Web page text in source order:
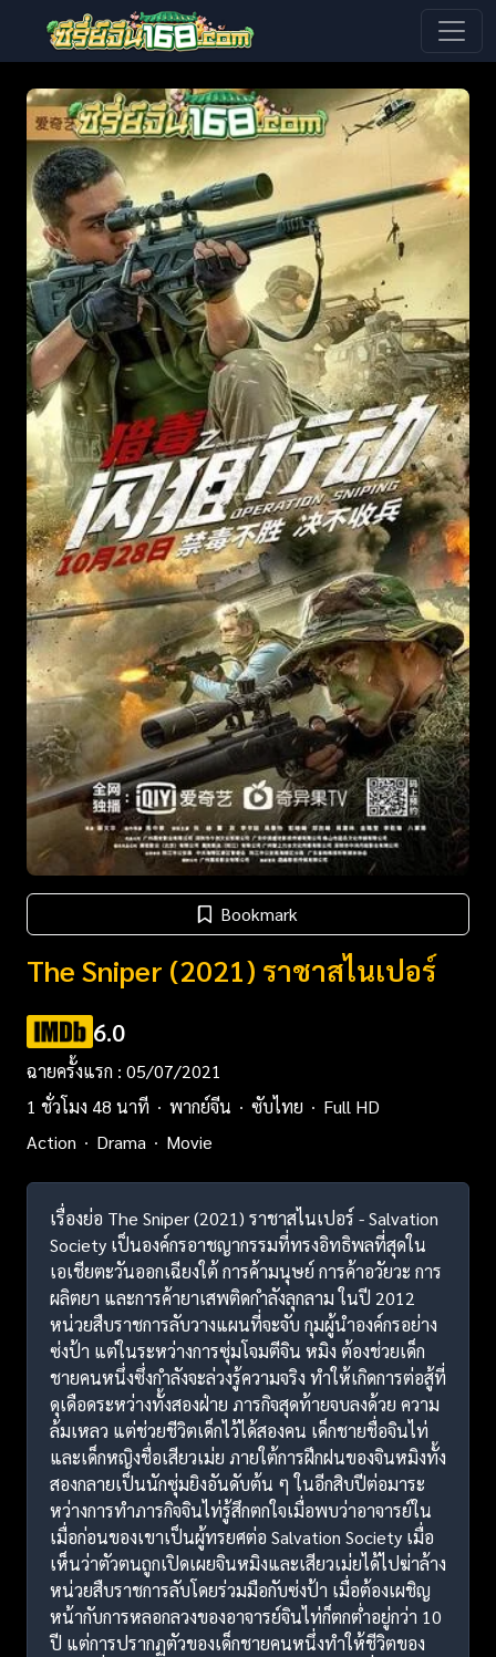
Bookmark
The Sniper (2021) ราชาสไนเปอร์
6.0
ฉายครั้งแรก : 05/07/2021
1 ชั่วโมง 48 นาที
พากย์จีน ซับไทย
Full HD
Action
Drama Movie
เรื่องย่อ The Sniper (2021) ราชาสไนเปอร์ - Salvation
Society เป็นองค์กรอาชญากรรมที่ทรงอิทธิพลที่สุดใน
เอเชียตะวันออกเฉียงใต้ การค้ามนุษย์ การค้าอวัยวะ การ
ผลิตยา และการค้ายาเสพติดกำลังลุกลาม ในปี 2012
หน่วยสืบราชการลับวางแผนที่จะจับ กุมผู้นำองค์กรอย่าง
ซ่งป้า แต่ในระหว่างการซุ่มโจมตีจิน หมิง ต้องช่วยเด็ก
ชายคนหนึ่งซึ่งกำลังจะล่วงรู้ความจริง ทำให้เกิดการต่อสู้ที่
ดุเดือดระหว่างทั้งสองฝ่าย ภารกิจสุดท้ายจบลงด้วย ความ
ล้มเหลว แต่ช่วยชีวิตเด็กไว้ได้สองคน เด็กชายชื่อจินไท่
และเด็กหญิงชื่อเสียวเม่ย ภายใต้การฝึกฝนของจินหมิงทั้ง
สองกลายเป็นนักซุ่มยิงอันดับต้น ๆ ในอีกสิบปีต่อมาระ
หว่างการทำภารกิจจินไท่รู้สึกตกใจเมื่อพบว่าอาจารย์ใน
เมื่อก่อนของเขาเป็นผู้ทรยศต่อ Salvation Society เมื่อ
เห็นว่าตัวตนถูกเปิดเผยจินหมิงและเสียวเม่ยได้ไปฆ่าล้าง
หน่วยสืบราชการลับโดยร่วมมือกับซ่งป้า เมื่อต้องเผชิญ
หน้ากับการหลอกลวงของอาจารย์จินไท่ก็ตกต่ำอยู่กว่า 10
ปี แต่การปรากฏตัวของเด็กชายคนหนึ่งทำให้ชีวิตของ